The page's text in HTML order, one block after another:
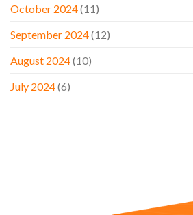
October 2024(11)
September 2024(12)
August 2024(10)
July 2024(6)